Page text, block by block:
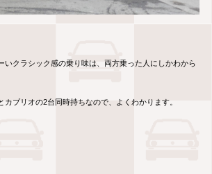
いクラシック感の乗り味は、両方乗った人にしかわから
ブリオの2台同時持ちなので、よくわかります。